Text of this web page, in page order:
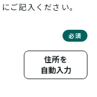
ご記入ください。
必須
住所を
自動入力